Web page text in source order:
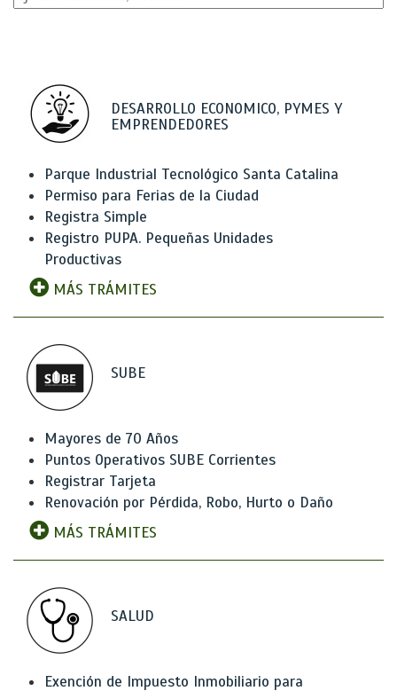
DESARROLLO ECONOMICO, PYMES Y
EMPRENDEDORES
Parque Industrial Tecnológico Santa Catalina
Permiso para Ferias de la Ciudad
Registra Simple
Registro PUPA. Pequeñas Unidades
Productivas
MÁS TRÁMITES
SUBE
Mayores de 70 Años
Puntos Operativos SUBE Corrientes
Registrar Tarjeta
Renovación por Pérdida, Robo, Hurto o Daño
MÁS TRÁMITES
SALUD
Exención de Impuesto Inmobiliario para